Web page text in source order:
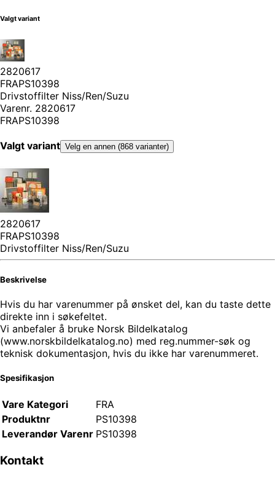
Valgt variant
2820617
FRAPS10398
Drivstoffilter Niss/Ren/Suzu
Varenr. 2820617
FRAPS10398
Valgt variant Velg en annen (868 varianter)
2820617
FRAPS10398
Drivstoffilter Niss/Ren/Suzu
Beskrivelse
Hvis du har varenummer på ønsket del, kan du taste dette
direkte inn i søkefeltet.
Vi anbefaler å bruke Norsk Bildelkatalog
(www.norskbildelkatalog.no) med reg.nummer-søk og
teknisk dokumentasjon, hvis du ikke har varenummeret.
Spesifikasjon
Vare Kategori
FRA
Produktnr
PS10398
Leverandør Varenr PS10398
Kontakt